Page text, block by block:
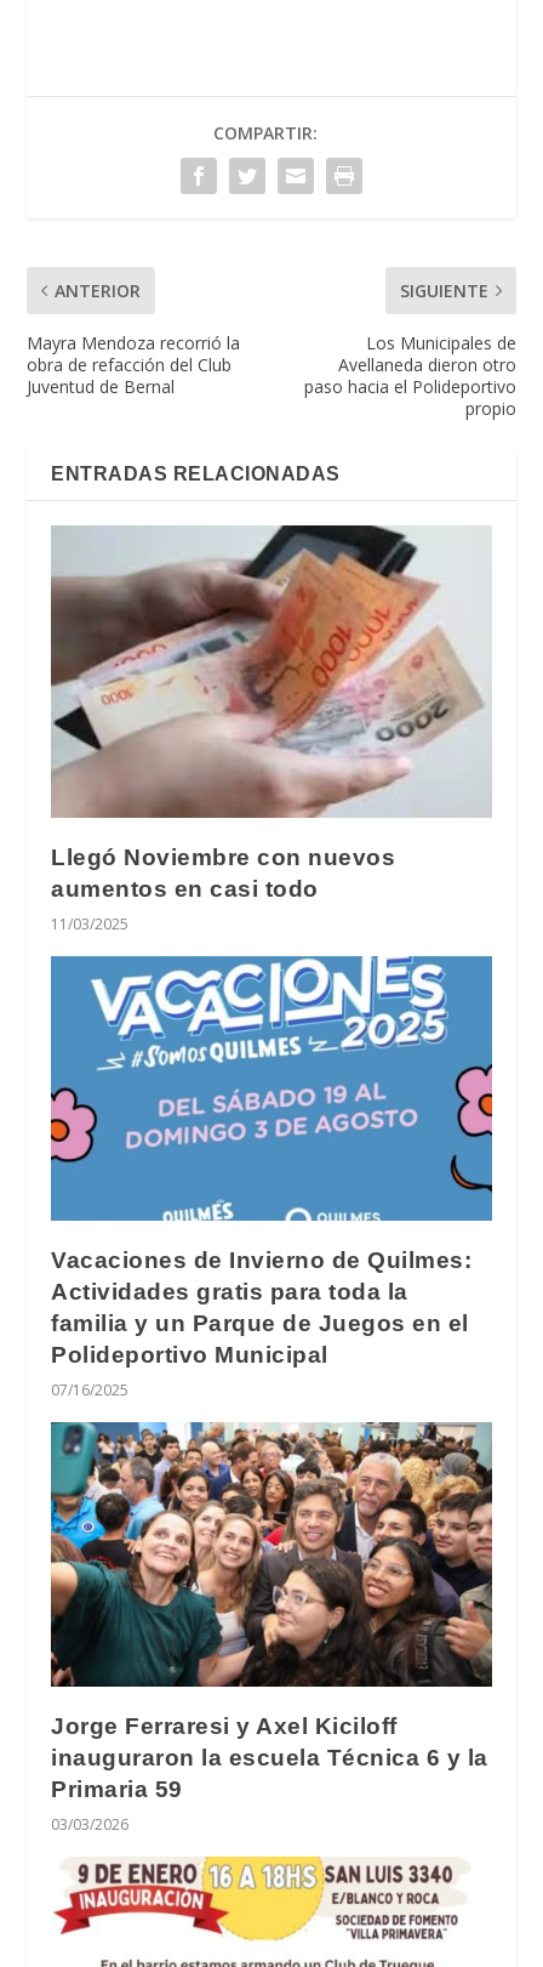
COMPARTIR:
ANTERIOR
Mayra Mendoza recorrió la
obra de refacción del Club
Juventud de Bernal
SIGUIENTE
Los Municipales de
Avellaneda dieron otro
paso hacia el Polideportivo
propio
ENTRADAS RELACIONADAS
Llegó Noviembre con nuevos
aumentos en casi todo
11/03/2025
Vacaciones de Invierno de Quilmes:
Actividades gratis para toda la
familia y un Parque de Juegos en el
Polideportivo Municipal
07/16/2025
Jorge Ferraresi y Axel Kiciloff
inauguraron la escuela Técnica 6 y la
Primaria 59
03/03/2026